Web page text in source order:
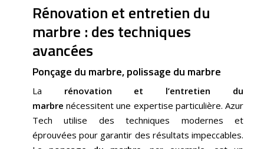
Rénovation et entretien du
marbre : des techniques
avancées
Ponçage du marbre, polissage du marbre
La rénovation et l’entretien du
marbre nécessitent une expertise particulière. Azur
Tech utilise des techniques modernes et
éprouvées pour garantir des résultats impeccables.